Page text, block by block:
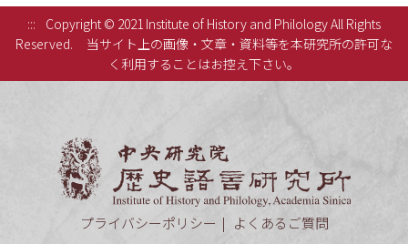
:::
Copyright © 2021 Institute of History and Philology All Rights
Reserved.
当サイト上の画像・文章・資料等を本研究所の許可な
く利用することはお控え下さい。
プライバシーポリシー よくあるご質問